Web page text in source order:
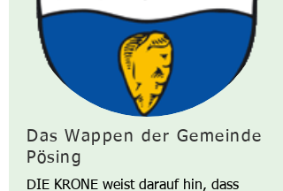
Das Wappen der Gemeinde
Pösing
DIE KRONE weist darauf hin, dass